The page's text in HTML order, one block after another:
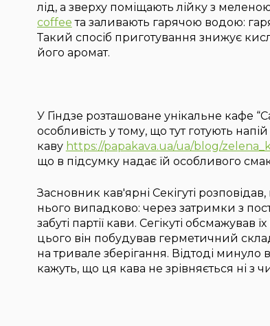
лід, а зверху поміщають лійку з
coffee та заливають гарячою водою:
Такий спосіб приготування знижує
його аромат.
У Гіндзе розташоване унікальне кафе
особливість у тому, що тут готують
каву https://papakava.ua/ua/blog/
що в підсумку надає їй особливого
Засновник кав'ярні Секігуті
нього випадково: через затримки з
забуті партії кави. Сегікуті
цього він побудував герметичний
на тривале зберігання. Відтоді минуло
кажуть, що ця кава не зрівняється ні